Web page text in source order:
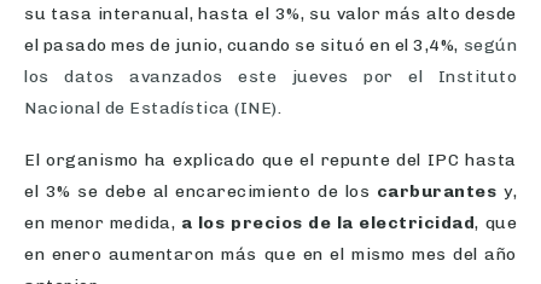
el pasado mes de junio, cuando se situó en el 3,4%, según
los datos avanzados este jueves por el Instituto
Nacional de Estadística (INE)
el 3% se debe al encarecimiento de loscarburantesy,
en menor medida,a los precios de la electricidad, que
en enero aumentaron más que en el mismo mes del año
anterior.